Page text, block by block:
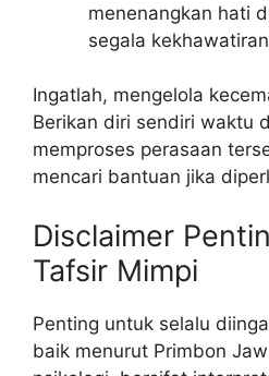
menenangkan hati
segala
Ingatlah, mengelola
Berikan diri sendiri waktu
memproses perasaan
mencari bantuan jika
Disclaimer
Tafsir Mimpi
Penting untuk selalu
baik menurut Primbon